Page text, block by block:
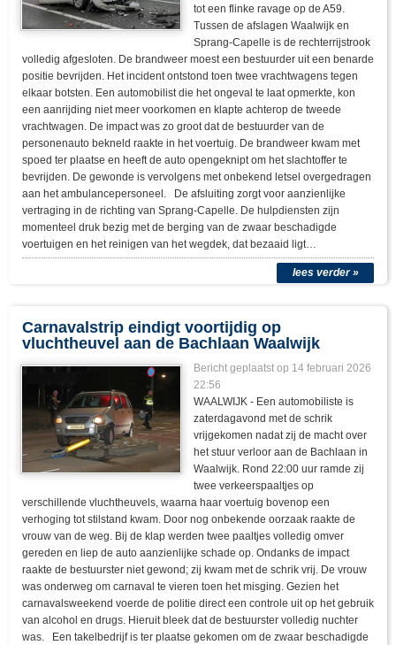
tot een flinke ravage op de A59.
Tussen de afslagen Waalwijk en
Sprang-Capelle is de rechterrijstrook
volledig afgesloten. De brandweer moest een bestuurder uit een benarde
positie bevrijden. Het incident ontstond toen twee vrachtwagens tegen
elkaar botsten. Een automobilist die het ongeval te laat opmerkte, kon
een aanrijding niet meer voorkomen en klapte achterop de tweede
vrachtwagen. De impact was zo groot dat de bestuurder van de
personenauto bekneld raakte in het voertuig. De brandweer kwam met
spoed ter plaatse en heeft de auto opengeknipt om het slachtoffer te
bevrijden. De gewonde is vervolgens met onbekend letsel overgedragen
aan het ambulancepersoneel. De afsluiting zorgt voor aanzienlijke
vertraging in de richting van Sprang-Capelle. De hulpdiensten zijn
momenteel druk bezig met de berging van de zwaar beschadigde
voertuigen en het reinigen van het wegdek, dat bezaaid ligt…
lees verder »
Carnavalstrip eindigt voortijdig op
vluchtheuvel aan de Bachlaan Waalwijk
Bericht geplaatst op 14 februari 2026
22:56
WAALWIJK - Een automobiliste is
zaterdagavond met de schrik
vrijgekomen nadat zij de macht over
het stuur verloor aan de Bachlaan in
Waalwijk. Rond 22:00 uur ramde zij
twee verkeerspaaltjes op
verschillende vluchtheuvels, waarna haar voertuig bovenop een
verhoging tot stilstand kwam. Door nog onbekende oorzaak raakte de
vrouw van de weg. Bij de klap werden twee paaltjes volledig omver
gereden en liep de auto aanzienlijke schade op. Ondanks de impact
raakte de bestuurster niet gewond; zij kwam met de schrik vrij. De vrouw
was onderweg om carnaval te vieren toen het misging. Gezien het
carnavalsweekend voerde de politie direct een controle uit op het gebruik
van alcohol en drugs. Hieruit bleek dat de bestuurster volledig nuchter
was. Een takelbedrijf is ter plaatse gekomen om de zwaar beschadigde